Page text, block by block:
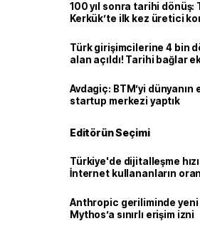
100 yıl sonra tarihi dönüş:
Kerkük’te ilk kez üretici
Türk girişimcilerine 4 bin
alan açıldı! Tarihi bağlar
Avdagiç: BTM’yi dünyanın
startup merkezi yaptık
Editörün Seçimi
Türkiye'de dijitalleşme
İnternet kullananların
Anthropic geriliminde yeni
Mythos’a sınırlı erişim izni